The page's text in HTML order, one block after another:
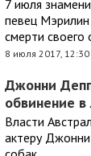
7 июля
певец
смерти своего
8 июля 2017, 12:30
Джонни
обвинение
Власти
актеру